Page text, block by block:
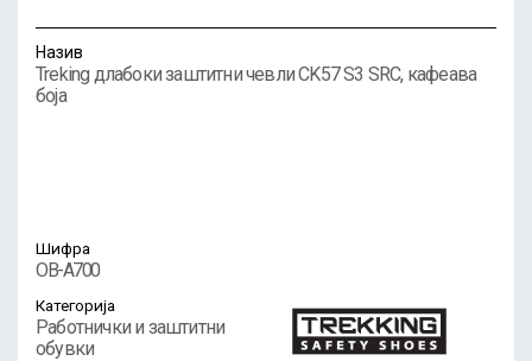
Назив
Treking длабоки заштитни чевли CK57 S3 SRC, кафеава
боја
Шифра
OB-A700
Категорија
Работнички и заштитни
обувки